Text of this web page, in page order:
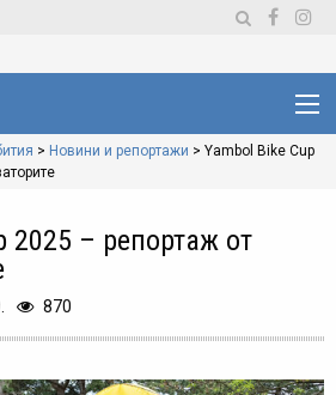
> Новини и репортажи > Yambol Bike Cup
2025 – репортаж от
870